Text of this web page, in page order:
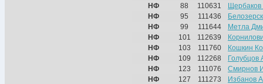
НФ
88 110631
НФ
95 111436
НФ
99 111644
Метла
НФ
101 112639
НФ
103 111760
Кошкин
НФ
109 112268
Голубцов
НФ
123 111076
Смирнов
НФ
127 111273
Избанов